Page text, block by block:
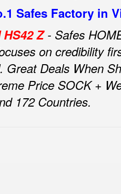
Safes Factory in
Z- Safes
on credibility
Great Deals When
Price SOCK +
172 Countries.